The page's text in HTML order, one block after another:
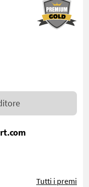
Tutti i premi